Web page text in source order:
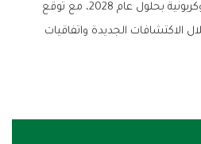
أو ما يعادله من المواد الهيدروكربونية بحلول عام 2028، مع توقع
الجديدة واتفاقيات